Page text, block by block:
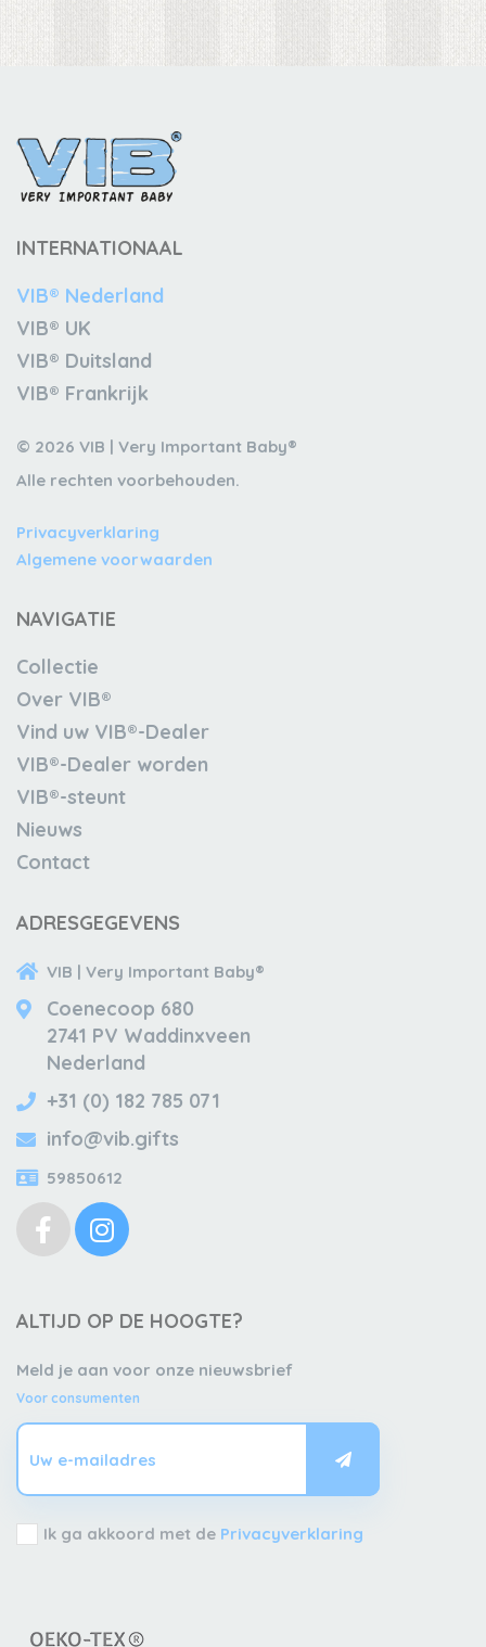
INTERNATIONAAL
VIB® Nederland
VIB® UK
VIB® Duitsland
VIB® Frankrijk
© 2026 VIB | Very Important Baby®
Alle rechten voorbehouden.
Privacyverklaring
Algemene voorwaarden
NAVIGATIE
Collectie
Over VIB®
Vind uw VIB®-Dealer
VIB®-Dealer worden
VIB®-steunt
Nieuws
Contact
ADRESGEGEVENS
VIB | Very Important Baby®
Coenecoop 680
2741 PV Waddinxveen
Nederland
+31 (0) 182 785 071
info@vib.gifts
59850612
ALTIJD OP DE HOOGTE?
Meld je aan voor onze nieuwsbrief
Voor consumenten
Ik ga akkoord met de Privacyverklaring